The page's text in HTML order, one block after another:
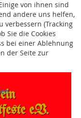
e.V.
von ihnen sind
andere uns helfen,
verbessern (Tracking
Sie die Cookies
bei einer Ablehnung
der Seite zur